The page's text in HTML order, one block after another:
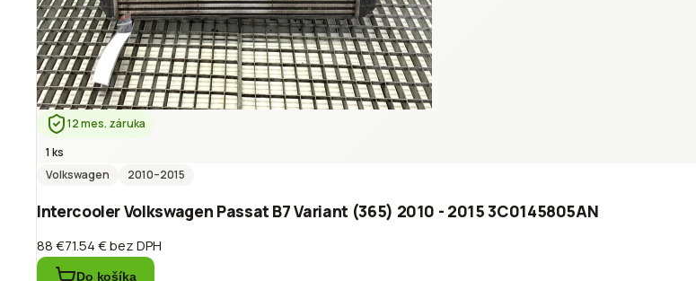
12 mes. záruka
1 ks
Volkswagen
2010–2015
Intercooler Volkswagen Passat B7 Variant (365) 2010 - 2015 3C0145805AN
88 €71.54 €bez DPH
Do košíka